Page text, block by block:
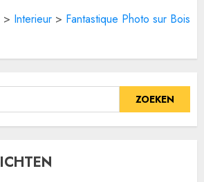
> Interieur > Fantastique Photo sur Bois